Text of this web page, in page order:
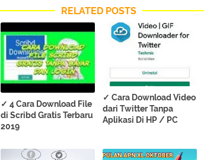
RELATED POSTS
✓ 4 Cara Download File
di Scribd Gratis Terbaru
2019
✓ Cara Download Video
dari Twitter Tanpa
Aplikasi Di HP / PC